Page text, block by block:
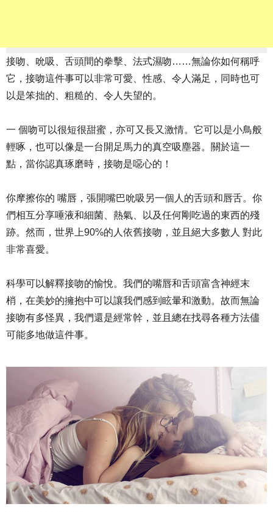
接吻、吮吸、舌頭間的拳擊、法式濕吻……無論你如何稱呼
它，接吻這件事可以非常可愛、性感、令人滿足，同時也可
以是笨拙的、粗糙的、令人失望的。
一 個吻可以很短很甜蜜，亦可又長又激情。它可以是小鳥般
輕啄，也可以像是一台開足馬力的真空吸塵器。關於這一
點，當你認真琢磨時，接吻是噁心的！
你摩擦你的 嘴唇，張開嘴巴吮吸另一個人的舌頭和唇舌。你
們相互分享唾液和細菌、熱氣、以及任何剛吃過的東西的殘
跡。然而，世界上90%的人依舊接吻，並且絕大多數人 對此
非常喜愛。
科學可以解釋接吻的愉悅。我們的嘴唇和舌頭富含神經末
梢，在美妙的擁抱中可以讓我們感到眩暈和激動。故而無論
接吻有多怪異，我們還是經常幹，並且總在找尋各種方法儘
可能多地做這件事。